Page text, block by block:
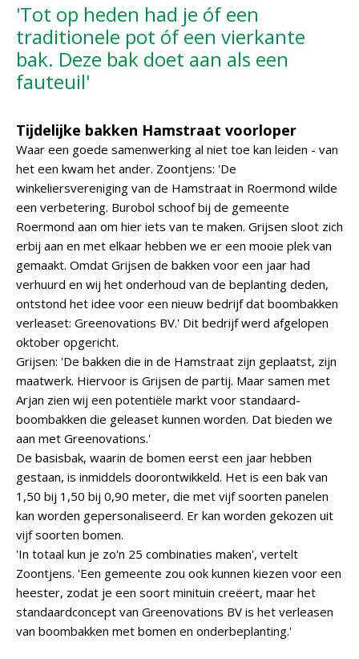
'Tot op heden had je óf een
traditionele pot óf een vierkante
bak. Deze bak doet aan als een
fauteuil'
Tijdelijke bakken Hamstraat voorloper
Waar een goede samenwerking al niet toe kan leiden - van
het een kwam het ander. Zoontjens: 'De
winkeliersvereniging van de Hamstraat in Roermond wilde
een verbetering. Burobol schoof bij de gemeente
Roermond aan om hier iets van te maken. Grijsen sloot zich
erbij aan en met elkaar hebben we er een mooie plek van
gemaakt. Omdat Grijsen de bakken voor een jaar had
verhuurd en wij het onderhoud van de beplanting deden,
ontstond het idee voor een nieuw bedrijf dat boombakken
verleaset: Greenovations BV.' Dit bedrijf werd afgelopen
oktober opgericht.
Grijsen: 'De bakken die in de Hamstraat zijn geplaatst, zijn
maatwerk. Hiervoor is Grijsen de partij. Maar samen met
Arjan zien wij een potentiële markt voor standaard-
boombakken die geleaset kunnen worden. Dat bieden we
aan met Greenovations.'
De basisbak, waarin de bomen eerst een jaar hebben
gestaan, is inmiddels doorontwikkeld. Het is een bak van
1,50 bij 1,50 bij 0,90 meter, die met vijf soorten panelen
kan worden gepersonaliseerd. Er kan worden gekozen uit
vijf soorten bomen.
'In totaal kun je zo'n 25 combinaties maken', vertelt
Zoontjens. 'Een gemeente zou ook kunnen kiezen voor een
heester, zodat je een soort minituin creëert, maar het
standaardconcept van Greenovations BV is het verleasen
van boombakken met bomen en onderbeplanting.'